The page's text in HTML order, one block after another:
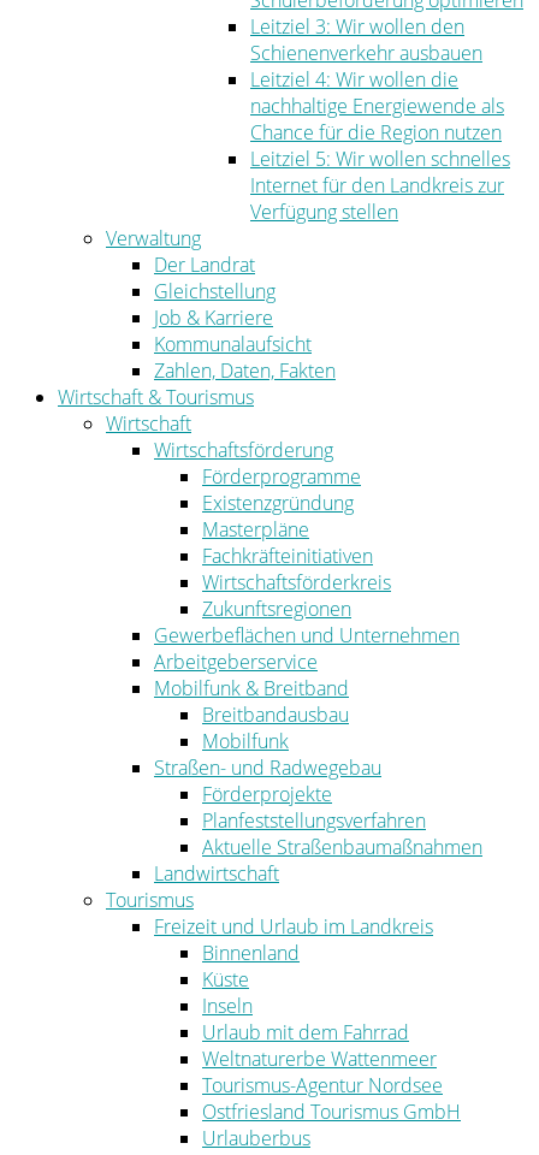
Leitziel 3: Wir wollen den
Schienenverkehr ausbauen
Leitziel 4: Wir wollen die
nachhaltige Energiewende als
Chance für die Region nutzen
Leitziel 5: Wir wollen schnelles
Internet für den Landkreis zur
Verfügung stellen
Verwaltung
Der Landrat
Gleichstellung
Job & Karriere
Kommunalaufsicht
Zahlen, Daten, Fakten
Wirtschaft & Tourismus
Wirtschaft
Wirtschaftsförderung
Förderprogramme
Existenzgründung
Masterpläne
Fachkräfteinitiativen
Wirtschaftsförderkreis
Zukunftsregionen
Gewerbeflächen und Unternehmen
Arbeitgeberservice
Mobilfunk & Breitband
Breitbandausbau
Mobilfunk
Straßen- und Radwegebau
Förderprojekte
Planfeststellungsverfahren
Aktuelle Straßenbaumaßnahmen
Landwirtschaft
Tourismus
Freizeit und Urlaub im Landkreis
Binnenland
Küste
Inseln
Urlaub mit dem Fahrrad
Weltnaturerbe Wattenmeer
Tourismus-Agentur Nordsee
Ostfriesland Tourismus GmbH
Urlauberbus